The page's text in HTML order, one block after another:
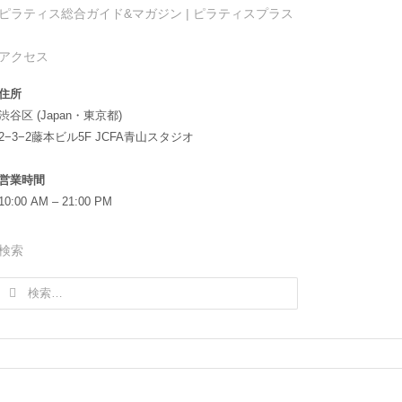
ラティス総合ガイド&マガジン | ピラティスプラス
クセス
所
谷区 (Japan・東京都)
藤本ビル5F JCFA青山スタジオ
業時間
AM – 21:00 PM
索
: